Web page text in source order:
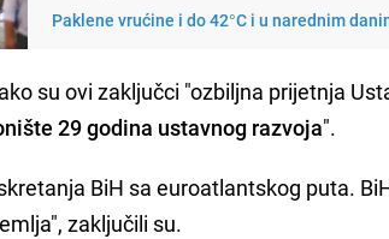
Paklene vrućine i do 42°C i u narednim
su ovi zaključci "ozbiljna prijetnja
29 godina ustavnog razvoja".
BiH sa euroatlantskog puta.
zaključili su.